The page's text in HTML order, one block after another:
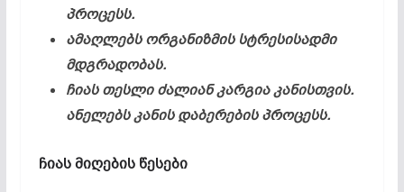
პროცესს.
ამაღლებს ორგანიზმის სტრესისადმი
მდგრადობას.
ჩიას თესლი ძალიან კარგია კანისთვის.
ანელებს კანის დაბერების პროცესს.
ჩიას მიღების წესები